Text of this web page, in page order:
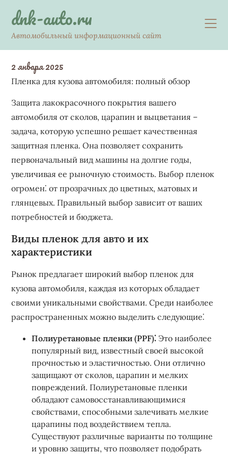
contentdnk-auto.ru
Автомобильный информационный сайт
2 января 2025
Пленка для кузова автомобиля: полный обзор
Защита лакокрасочного покрытия вашего
автомобиля от сколов, царапин и выцветания –
задача, которую успешно решает качественная
защитная пленка. Она позволяет сохранить
первоначальный вид машины на долгие годы,
увеличивая ее рыночную стоимость. Выбор пленок
огромен⁚ от прозрачных до цветных, матовых и
глянцевых. Правильный выбор зависит от ваших
потребностей и бюджета.
Виды пленок для авто и их
характеристики
Рынок предлагает широкий выбор пленок для
кузова автомобиля, каждая из которых обладает
своими уникальными свойствами. Среди наиболее
распространенных можно выделить следующие⁚
Полиуретановые пленки (PPF)⁚ Это наиболее
популярный вид, известный своей высокой
прочностью и эластичностью. Они отлично
защищают от сколов, царапин и мелких
повреждений. Полиуретановые пленки
обладают самовосстанавливающимися
свойствами, способными залечивать мелкие
царапины под воздействием тепла.
Существуют различные варианты по толщине
и уровню защиты, что позволяет подобрать